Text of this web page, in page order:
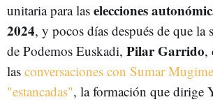
unitaria para las elecciones
2024, y pocos días después de que la
de Podemos Euskadi, Pilar Garrido,
las conversaciones con Sumar
"estancadas", la formación que dirige